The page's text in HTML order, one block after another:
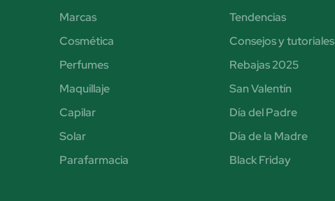
Marcas
Cosmética
Perfumes
Maquillaje
Capilar
Solar
Parafarmacia
Tendencias
Consejos y tutoriales
Rebajas 2025
San Valentín
Día del Padre
Día de la Madre
Black Friday